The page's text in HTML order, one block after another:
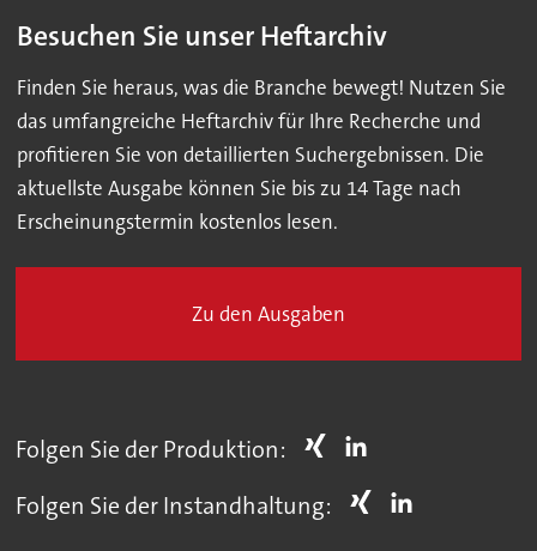
Besuchen Sie unser Heftarchiv
Finden Sie heraus, was die Branche bewegt! Nutzen Sie
das umfangreiche Heftarchiv für Ihre Recherche und
profitieren Sie von detaillierten Suchergebnissen. Die
aktuellste Ausgabe können Sie bis zu 14 Tage nach
Erscheinungstermin kostenlos lesen.
Zu den Ausgaben
Folgen Sie der Produktion:
Folgen Sie der Instandhaltung: